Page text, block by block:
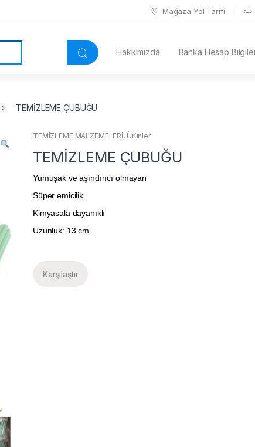
Mağaza Yol Tarifi
Hakkımızda Banka Hesap
TEMİZLEME ÇUBUĞU
TEMİZLEME MALZEMELERİ, Ürünler
TEMİZLEME ÇUBUĞU
Yumuşak ve aşındırıcı olmayan
Süper emicilik
Kimyasala dayanıklı
Uzunluk: 13 cm
Karşılaştır